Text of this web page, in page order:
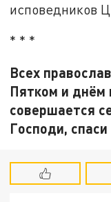
исповедников
* * *
Всех
Пятком и днём
совершается
Господи,